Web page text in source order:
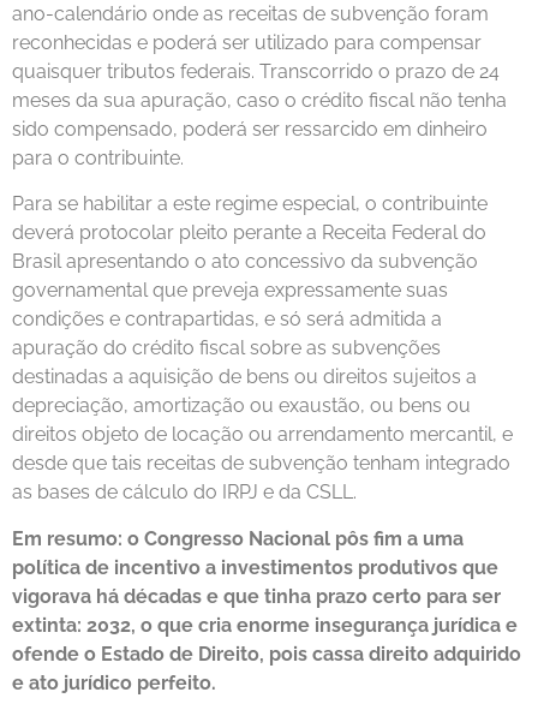
ano-calendário onde as receitas de subvenção foram
reconhecidas e poderá ser utilizado para compensar
quaisquer tributos federais. Transcorrido o prazo de 24
meses da sua apuração, caso o crédito fiscal não tenha
sido compensado, poderá ser ressarcido em dinheiro
para o contribuinte.
Para se habilitar a este regime especial, o contribuinte
deverá protocolar pleito perante a Receita Federal do
Brasil apresentando o ato concessivo da subvenção
governamental que preveja expressamente suas
condições e contrapartidas, e só será admitida a
apuração do crédito fiscal sobre as subvenções
destinadas a aquisição de bens ou direitos sujeitos a
depreciação, amortização ou exaustão, ou bens ou
direitos objeto de locação ou arrendamento mercantil, e
desde que tais receitas de subvenção tenham integrado
as bases de cálculo do IRPJ e da CSLL.
Em resumo: o Congresso Nacional pôs fim a uma
política de incentivo a investimentos produtivos que
vigorava há décadas e que tinha prazo certo para ser
extinta: 2032, o que cria enorme insegurança jurídica e
ofende o Estado de Direito, pois cassa direito adquirido
e ato jurídico perfeito.